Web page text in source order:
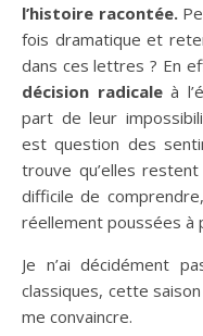
l’histoire racontée.
fois dramatique et
dans ces lettres ? En
décision radicaleà
part de leur
est question des
trouve qu’elles
difficile de
réellement poussées à
Je n’ai décidément
classiques, cette
me convaincre.